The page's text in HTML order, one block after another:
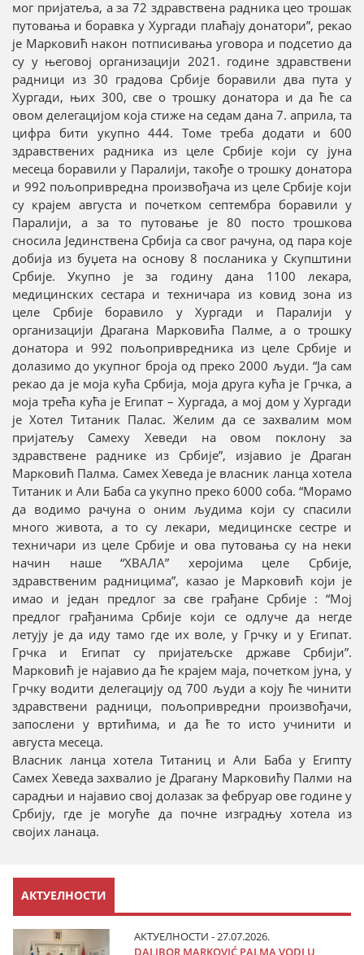
мог пријатеља, а за 72 здравствена радника цео трошак
путовања и боравка у Хургади плаћају донатори”, рекао
је Марковић након потписивања уговора и подсетио да
су у његовој организацији 2021. године здравствени
радници из 30 градова Србије боравили два пута у
Хургади, њих 300, све о трошку донатора и да ће са
овом делегацијом која стиже на седам дана 7. априла, та
цифра бити укупно 444. Томе треба додати и 600
здравствених радника из целе Србије који су јуна
месеца боравили у Паралији, такође о трошку донатора
и 992 пољопривредна произвођача из целе Србије који
су крајем августа и почетком септембра боравили у
Паралији, а за то путовање је 80 посто трошкова
сносила Јединствена Србија са свог рачуна, од пара које
добија из буџета на основу 8 посланика у Скупштини
Србије. Укупно је за годину дана 1100 лекара,
медицинских сестара и техничара из ковид зона из
целе Србије боравило у Хургади и Паралији у
организацији Драгана Марковића Палме, а о трошку
донатора и 992 пољопривредника из целе Србије и
долазимо до укупног броја од преко 2000 људи. “Ја сам
рекао да је моја кућа Србија, моја друга кућа је Грчка, а
моја трећа кућа је Египат – Хургада, а мој дом у Хургади
је Хотел Титаник Палас. Желим да се захвалим мом
пријатељу Самеху Хеведи на овом поклону за
здравствене раднике из Србије”, изјавио је Драган
Марковић Палма. Самех Хеведа је власник ланца хотела
Титаник и Али Баба са укупно преко 6000 соба. “Морамо
да водимо рачуна о оним људима који су спасили
много живота, а то су лекари, медицинске сестре и
техничари из целе Србије и ова путовања су на неки
начин наше “ХВАЛА” херојима целе Србије,
здравственим радницима”, казао је Марковић који је
имао и један предлог за све грађане Србије : “Мој
предлог грађанима Србије који се одлуче да негде
летују је да иду тамо где их воле, у Грчку и у Египат.
Грчка и Египат су пријатељске државе Србији”.
Марковић је најавио да ће крајем маја, почетком јуна, у
Грчку водити делегацију од 700 људи а коју ће чинити
здравствени радници, пољопривредни произвођачи,
запослени у вртићима, и да ће то исто учинити и
августа месеца.
Власник ланца хотела Титаниц и Али Баба у Египту
Самех Хеведа захвалио је Драгану Марковићу Палми на
сарадњи и најавио свој долазак за фебруар ове године у
Србију, где је могуће да почне изградњу хотела из
својих ланаца.
АКТУЕЛНОСТИ
АКТУЕЛНОСТИ - 27.07.2026.
DALIBOR MARKOVIĆ PALMA VODI U